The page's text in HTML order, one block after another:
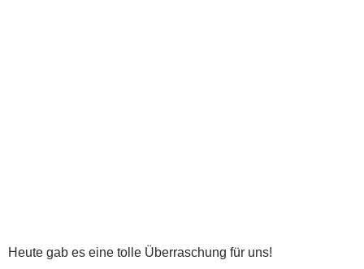
Heute gab es eine tolle Überraschung für uns!